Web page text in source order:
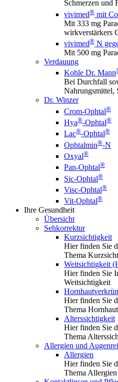
Schmerzen und
vivimed® mit
Mit 333 mg
wirkverstärkers
vivimed® N
Mit 500 mg
Verdauung
Kohle Dr. Mann
Bei Durchfall
Nahrungsmittel,
Dr. Winzer
Crom-Ophtal®
Hya®-Ophtal®
Lac®-Ophtal®
Ophtalmin®-N
Oxyal®
Pan-Ophtal®
Sic-Ophtal®
Visc-Ophtal®
Vit-Ophtal®
Ihre Gesundheit
Übersicht
Sehkorrektur
Kurzsichtigkeit
Hier finden Sie
Thema
Weitsichtigkeit
Hier finden Sie
Weitsichtigkeit
Hier finden Sie
Thema
Alterssichtigkeit
Hier finden Sie
Thema
Allergien und
Allergien
Hier finden Sie
Thema Allergien